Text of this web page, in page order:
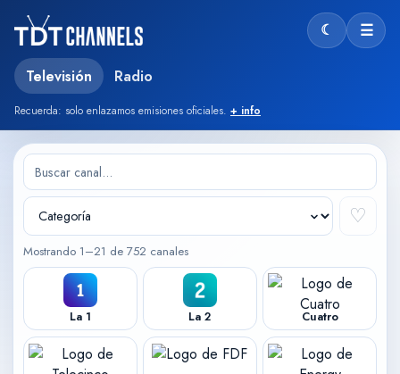
Televisión Radio
Recuerda: solo enlazamos emisiones oficiales. + info
☾Modo☰
♡
Mostrando 1–21 de 752 canales
La 1 La 2 Cuatro